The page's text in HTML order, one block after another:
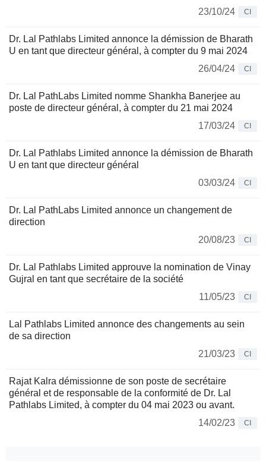
23/10/24
CI
Dr. Lal Pathlabs Limited annonce la démission de Bharath
U en tant que directeur général, à compter du 9 mai 2024
26/04/24
CI
Dr. Lal PathLabs Limited nomme Shankha Banerjee au
poste de directeur général, à compter du 21 mai 2024
17/03/24
CI
Dr. Lal Pathlabs Limited annonce la démission de Bharath
U en tant que directeur général
03/03/24
CI
Dr. Lal PathLabs Limited annonce un changement de
direction
20/08/23
CI
Dr. Lal Pathlabs Limited approuve la nomination de Vinay
Gujral en tant que secrétaire de la société
11/05/23
CI
Lal Pathlabs Limited annonce des changements au sein
de sa direction
21/03/23
CI
Rajat Kalra démissionne de son poste de secrétaire
général et de responsable de la conformité de Dr. Lal
Pathlabs Limited, à compter du 04 mai 2023 ou avant.
14/02/23
CI